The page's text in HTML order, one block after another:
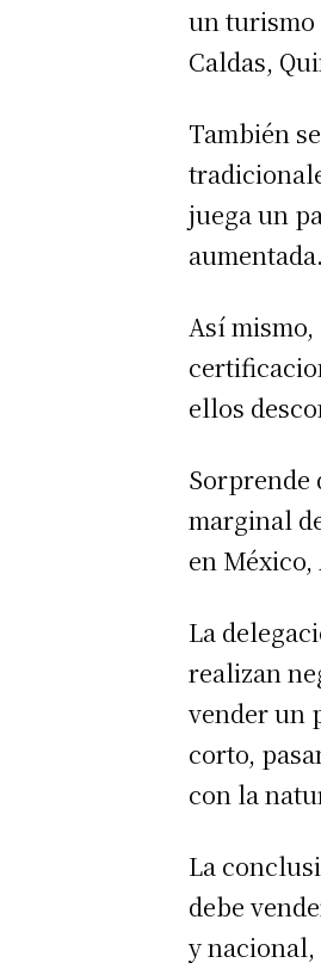
un turismo
Caldas,
También
juega un
aumentada.
Así
ellos
Sorprende
marginal
en
La
realizan
vender un
corto,
con la
La
debe
y